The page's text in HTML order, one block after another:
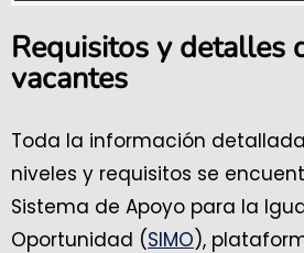
Requisitos y detalles
vacantes
Toda la información
niveles y requisitos se
Sistema de Apoyo para la
Oportunidad (SIMO),